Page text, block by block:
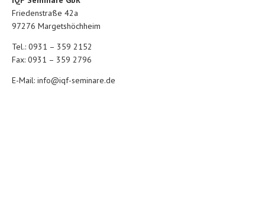
Friedenstraße 42a
97276 Margetshöchheim
Tel.: 0931 – 359 2152
Fax: 0931 – 359 2796
E-Mail: info@iqf-seminare.de